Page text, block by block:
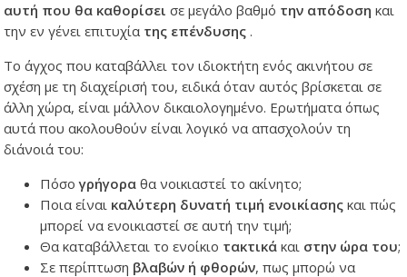
αυτή που θα καθορίσει σε μεγάλο βαθμό την απόδοση και
την εν γένει επιτυχία της επένδυσης.
Το άγχος που καταβάλλει τον ιδιοκτήτη ενός ακινήτου σε
σχέση με τη διαχείρισή του, ειδικά όταν αυτός βρίσκεται σε
άλλη χώρα, είναι μάλλον δικαιολογημένο. Ερωτήματα όπως
αυτά που ακολουθούν είναι λογικό να απασχολούν τη
διάνοιά του:
Πόσογρήγορα θα νοικιαστεί το ακίνητο;
Ποια είναι καλύτερη δυνατή τιμή ενοικίασης και πώς
μπορεί να ενοικιαστεί σε αυτή την τιμή;
Θα καταβάλλεται το ενοίκιο τακτικά και στην ώρα του;
Σε περίπτωση βλαβών ή φθορών, πως μπορώ να